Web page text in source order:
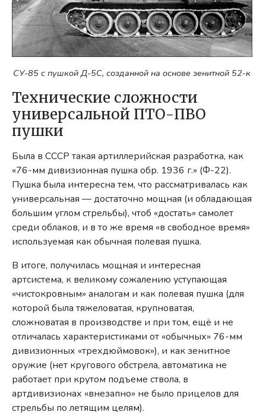
СУ-85 с пушкой Д-5С, созданной на основе зенитной 52-к
Технические сложности
универсальной ПТО-ПВО
пушки
Была в СССР такая артиллерийская разработка, как
«76-мм дивизионная пушка обр. 1936 г.» (Ф-22).
Пушка была интересна тем, что рассматривалась как
универсальная — достаточно мощная (и обладающая
большим углом стрельбы), чтоб «достать» самолет
среди облаков, и в то же время «в свободное время»
используемая как обычная полевая пушка.
В итоге, получилась мощная и интересная
артсистема, к великому сожалению уступающая
«чистокровным» аналогам и как полевая пушка (для
которой была тяжеловатая, крупноватая,
сложноватая в производстве и при том, ещё и не
отличалась характеристиками от «обычных» 76-мм
дивизионных «трехдюймовок»), и как зенитное
оружие (нет кругового обстрела, автоматика не
работает при крутом подъеме ствола, в
артдивизионах «внезапно» не было прицелов для
стрельбы по летящим целям).